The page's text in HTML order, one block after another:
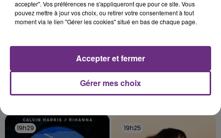
LOREEN JENNIFER LOPEZ & DAVID GUETTA
19h29
19h29 19h25
19h25
accepter". Vos préférences ne s'appliqueront que pour ce site. Vous
pouvez mettre à jour vos choix, ou retirer votre consentement à tout
moment via le lien "Gérer les cookies" situé en bas de chaque page.
Gérer mes choix
Accepter et fermer